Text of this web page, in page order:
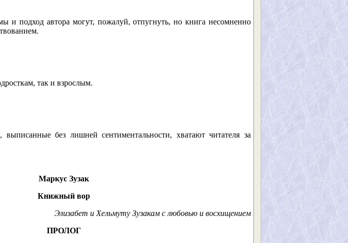
и подход автора могут, пожалуй, отпугнуть, но книга несомненно
так и взрослым.
без лишней сентиментальности, хватают читателя за
Маркус Зузак
Книжный вор
Элизабет и Хельмуту Зузакам с любовью и восхищением
ПРОЛОГ